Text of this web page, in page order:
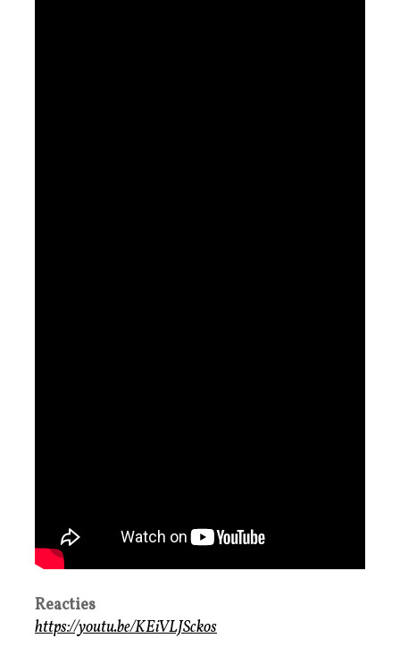
Reacties
https://youtu.be/KEiVLJSckos